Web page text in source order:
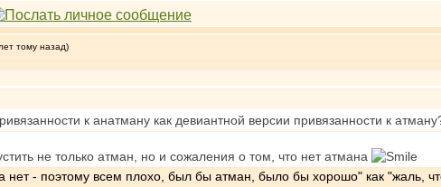
тому назад)
к анатману как девиантной версии привязанности к
не только атман, но и сожаления о том, что нет атмана
нет - поэтому всем плохо, был бы атман, было бы хорошо" как "жаль,